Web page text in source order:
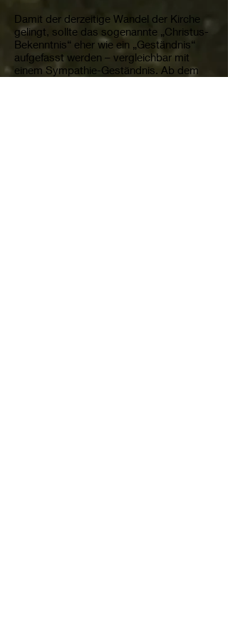
Damit der derzeitige Wandel der Kirche
gelingt, sollte das sogenannte „Christus-
Bekenntnis“ eher wie ein „Geständnis“
aufgefasst werden – vergleichbar mit
einem Sympathie-Geständnis. Ab dem